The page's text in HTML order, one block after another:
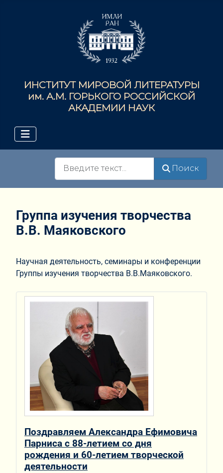
ИНСТИТУТ МИРОВОЙ ЛИТЕРАТУРЫ
им. А.М. ГОРЬКОГО РОССИЙСКОЙ
АКАДЕМИИ НАУК
Поиск
Группа изучения творчества
В.В. Маяковского
Научная деятельность, семинары и конференции
Группы изучения творчества В.В.Маяковского.
Поздравляем Александра Ефимовича
Парниса с 88-летием со дня
рождения и 60-летием творческой
деятельности